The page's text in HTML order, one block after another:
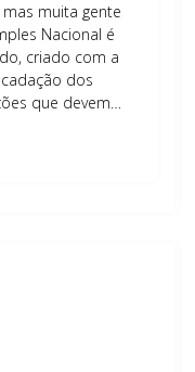
muita gente
Nacional é
criado com a
dos
que devem…